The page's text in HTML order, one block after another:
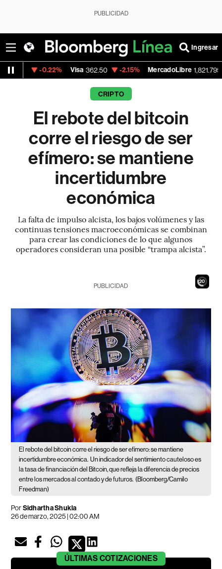
PUBLICIDAD
Ingresar
Visa 362.50 -2.15% MercadoLibre 1,821.795 -0.14%
CRIPTO
El rebote del bitcoin
corre el riesgo de ser
efímero: se mantiene
incertidumbre
económica
La falta de impulso alcista, los bajos volúmenes y las
continuas tensiones macroeconómicas se combinan
para crear las condiciones de lo que algunos
operadores consideran una posible “trampa alcista”.
18
PUBLICIDAD
El rebote del bitcoin corre el riesgo de ser efímero: se mantiene
incertidumbre económica. Un indicador del sentimiento cauteloso es
la tasa de financiación del Bitcoin, que refleja la diferencia de precios
entre los mercados al contado y de futuros. (Bloomberg/Camilo
Freedman)
PorSidhartha Shukla
26 de marzo, 2025 | 02:00 AM
ÚLTIMAS COTIZACIONES